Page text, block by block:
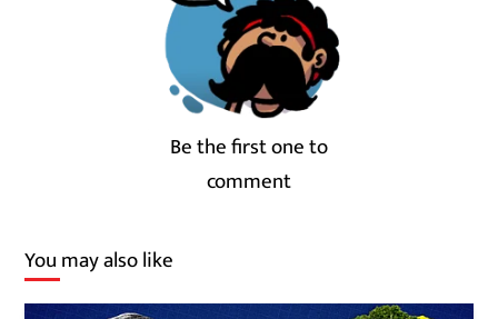
Be the first one to
comment
You may also like